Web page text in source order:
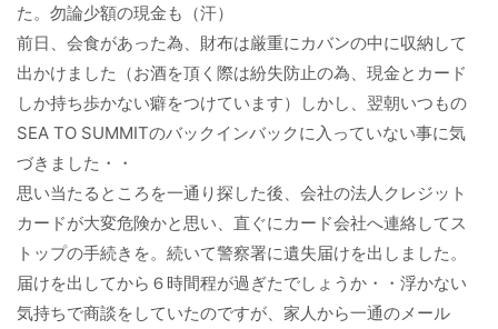
た。勿論少額の現金も（汗）
前日、会食があった為、財布は厳重にカバンの中に収納して
出かけました（お酒を頂く際は紛失防止の為、現金とカード
しか持ち歩かない癖をつけています）しかし、翌朝いつもの
SEA TO SUMMITのバックインバックに入っていない事に気
づきました・・
思い当たるところを一通り探した後、会社の法人クレジット
カードが大変危険かと思い、直ぐにカード会社へ連絡してス
トップの手続きを。続いて警察署に遺失届けを出しました。
届けを出してから６時間程が過ぎたでしょうか・・浮かない
気持ちで商談をしていたのですが、家人から一通のメール